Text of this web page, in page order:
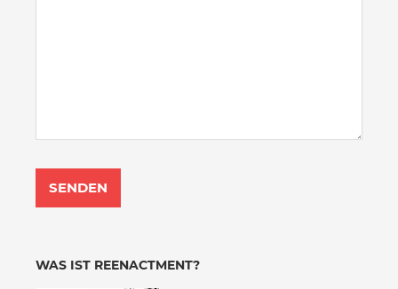
WAS IST REENACTMENT?